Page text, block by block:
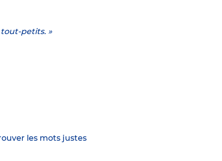
petits. »
les mots justes